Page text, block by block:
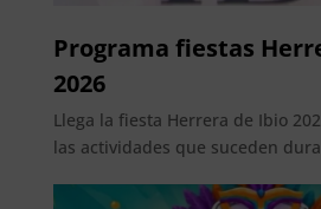
Programa fiestas
2026
Llega la fiesta Herrera de Ibio
las actividades que suceden